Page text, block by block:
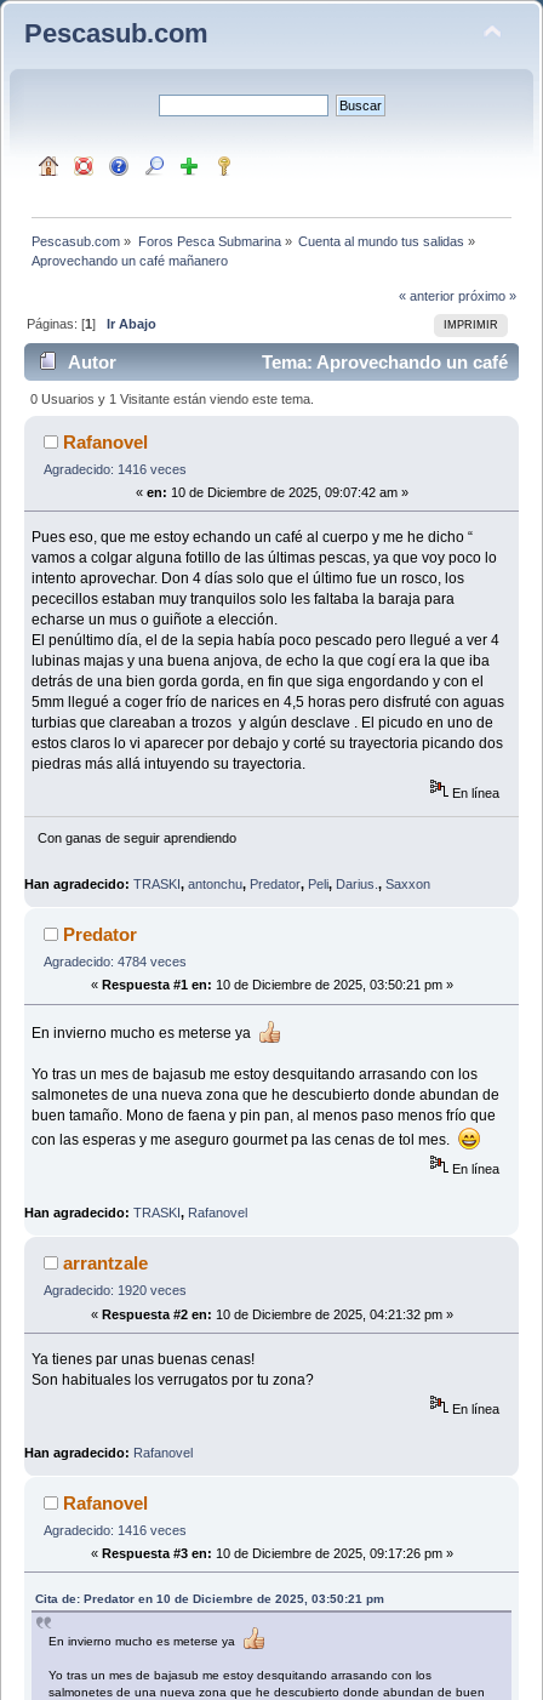
Pescasub.com
Pescasub.com » Foros Pesca Submarina» Cuenta al mundo tus salidas »
Aprovechando un café mañanero
« anterior próximo »
IMPRIMIR
Páginas: [1]Ir Abajo
Autor
Tema: Aprovechando un café
mañanero (Leído 2171 veces)
0 Usuarios y 1 Visitante están viendo este tema.
Rafanovel
Agradecido: 1416 veces
« en: 10 de Diciembre de 2025, 09:07:42 am »
Pues eso, que me estoy echando un café al cuerpo y me he dicho “
vamos a colgar alguna fotillo de las últimas pescas, ya que voy poco lo
intento aprovechar. Don 4 días solo que el último fue un rosco, los
pececillos estaban muy tranquilos solo les faltaba la baraja para
echarse un mus o guiñote a elección.
El penúltimo día, el de la sepia había poco pescado pero llegué a ver 4
lubinas majas y una buena anjova, de echo la que cogí era la que iba
detrás de una bien gorda gorda, en fin que siga engordando y con el
5mm llegué a coger frío de narices en 4,5 horas pero disfruté con aguas
turbias que clareaban a trozos y algún desclave . El picudo en uno de
estos claros lo vi aparecer por debajo y corté su trayectoria picando dos
piedras más allá intuyendo su trayectoria.
En línea
Con ganas de seguir aprendiendo
Han agradecido: TRASKI, antonchu, Predator, Peli, Darius. , Saxxon
Predator
Agradecido: 4784 veces
« Respuesta #1 en: 10 de Diciembre de 2025, 03:50:21 pm »
En invierno mucho es meterse ya
Yo tras un mes de bajasub me estoy desquitando arrasando con los
salmonetes de una nueva zona que he descubierto donde abundan de
buen tamaño. Mono de faena y pin pan, al menos paso menos frío que
con las esperas y me aseguro gourmet pa las cenas de tol mes.
En línea
Han agradecido: TRASKI , Rafanovel
arrantzale
Agradecido: 1920 veces
« Respuesta #2 en: 10 de Diciembre de 2025, 04:21:32 pm »
Ya tienes par unas buenas cenas!
Son habituales los verrugatos por tu zona?
En línea
Han agradecido: Rafanovel
Rafanovel
Agradecido: 1416 veces
« Respuesta #3 en: 10 de Diciembre de 2025, 09:17:26 pm »
Cita de: Predator en 10 de Diciembre de 2025, 03:50:21 pm
En invierno mucho es meterse ya
Yo tras un mes de bajasub me estoy desquitando arrasando con los
salmonetes de una nueva zona que he descubierto donde abundan de buen